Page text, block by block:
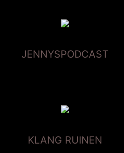
JENNYSPODCAST
KLANG RUINEN